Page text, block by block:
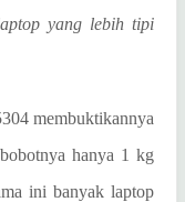
yang lebih tipi
membuktikannya
hanya 1 kg
ini banyak laptop